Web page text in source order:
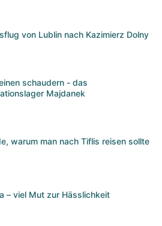
von Lublin nach Kazimierz Dolny
schaudern - das
Majdanek
warum man nach Tiflis reisen sollte
– viel Mut zur Hässlichkeit